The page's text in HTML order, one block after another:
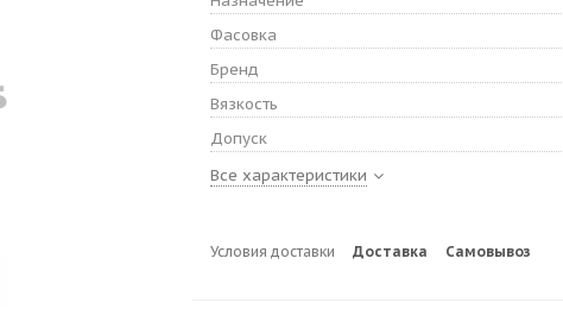
Фасовка
Бренд
Вязкость
Допуск
Все характеристики
Условия доставки Доставка Самовывоз